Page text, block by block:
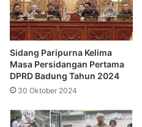
Sidang Paripurna Kelima
Masa Persidangan Pertama
DPRD Badung Tahun 2024
30 Oktober 2024